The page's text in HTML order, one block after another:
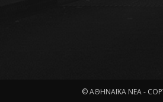
© ΑΘΗΝΑΪΚΑ ΝΕΑ -